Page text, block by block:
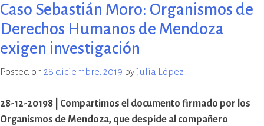
Hoy,
Memoria
Sebastián
Moro
Caso Sebastián Moro: Organismos de
Derechos Humanos de Mendoza
exigen investigación
Posted on 28 diciembre, 2019 byJulia López
28-12-20198 | Compartimos el documento firmado por los
Organismos de Mendoza, que despide al compañero